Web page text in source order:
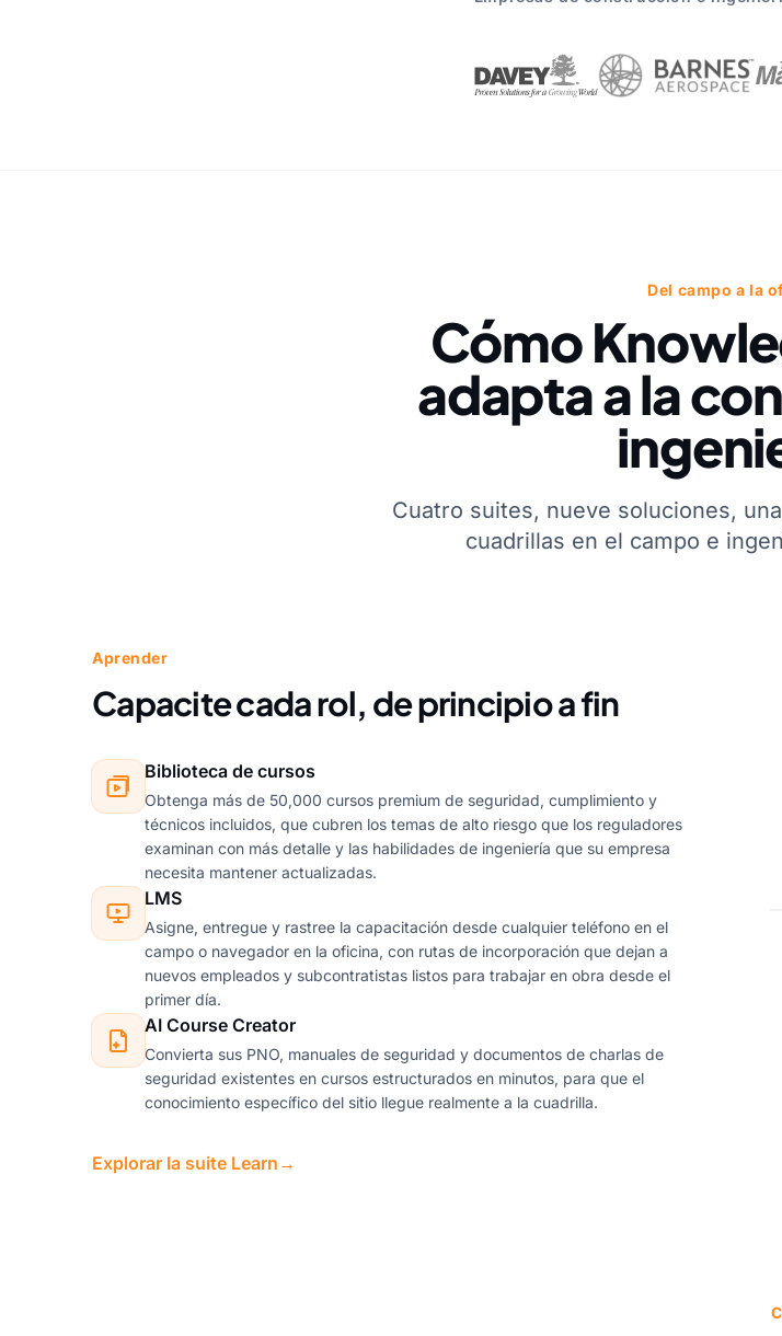
Del campo a la
Cómo
adapta a la
Cuatro suites, nueve soluciones,
cuadrillas en el campo e
Aprender
Capacite cada rol, de principio a fin
Biblioteca de cursos
Obtenga más de 50,000 cursos premium de seguridad, cumplimiento y
técnicos incluidos, que cubren los temas de alto riesgo que los reguladores
examinan con más detalle y las habilidades de ingeniería que su empresa
necesita mantener actualizadas.
LMS
Asigne, entregue y rastree la capacitación desde cualquier teléfono en el
campo o navegador en la oficina, con rutas de incorporación que dejan a
nuevos empleados y subcontratistas listos para trabajar en obra desde el
primer día.
AI Course Creator
Convierta sus PNO, manuales de seguridad y documentos de charlas de
seguridad existentes en cursos estructurados en minutos, para que el
conocimiento específico del sitio llegue realmente a la cuadrilla.
Explorar la suite Learn →